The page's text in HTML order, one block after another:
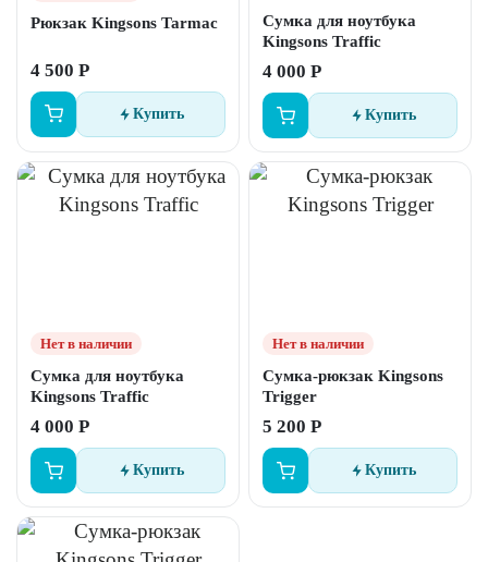
Рюкзак Kingsons Tarmac
4 500 Р
Купить
Сумка для ноутбука
Kingsons Traffic
4 000 Р
Купить
Нет в наличии
Сумка для ноутбука
Kingsons Traffic
4 000 Р
Купить
Нет в наличии
Сумка-рюкзак Kingsons
Trigger
5 200 Р
Купить